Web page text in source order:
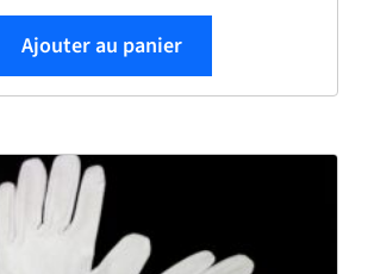
Ajouter au panier